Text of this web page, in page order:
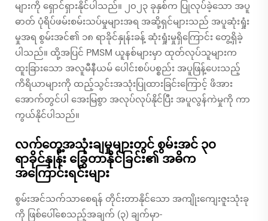
များကို ရှောင်ရှားနိုင်ပါသည်။ ၂၀၂၃ ခုနှစ်က ပြုလုပ်ခဲ့သော အပူ
ဓာတ် ပုံရိပ်ဖမ်းစမ်းသပ်မှုများအရ အဆို့ရှင်များသည် အပူဆုံးရှုံး
မှုအရ စွမ်းအင်၏ ၁၈ ရာခိုင်နှုန်းခန့် ဆုံးရှုံးမှုရှိကြောင်း တွေ့ရှိခဲ့
ပါသည်။ ထို့အပြင် PMSM ယူနစ်များမှာ ထုတ်လုပ်သူများက
ထူးခြားသော အလူမီနီယမ် ပေါင်းစပ်ပစ္စည်း အပူဖြန့်ပေးသည့်
ကိရိယာများကို ထည့်သွင်းအသုံးပြုထားခြင်းကြောင့် ဖိအား
အောက်တွင်ပါ အေးမြစွာ အလုပ်လုပ်နိုင်ပြီး အပူလွန်ကဲမှုကို ကာ
ကွယ်နိုင်ပါသည်။
လက်တွေ့အသုံးချမှုများတွင် စွမ်းအင် ၃၀
ရာခိုင်နှုန်း ခြွေတာနိုင်ခြင်း၏ အဓိက
အကြောင်းရင်းများ
စွမ်းအင်သက်သာစေရန် တိုင်းတာနိုင်သော အကျိုးကျေးဇူးသုံးခု
ကို ဖြစ်ပေါ်စေသည့်အချက် (၃) ချက်မှာ-